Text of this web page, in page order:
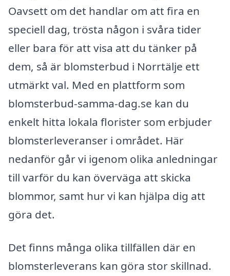
Oavsett om det handlar om att fira en
speciell dag, trösta någon i svåra tider
eller bara för att visa att du tänker på
dem, så är blomsterbud i Norrtälje ett
utmärkt val. Med en plattform som
blomsterbud-samma-dag.se kan du
enkelt hitta lokala florister som erbjuder
blomsterleveranser i området. Här
nedanför går vi igenom olika anledningar
till varför du kan överväga att skicka
blommor, samt hur vi kan hjälpa dig att
göra det.
Det finns många olika tillfällen där en
blomsterleverans kan göra stor skillnad.